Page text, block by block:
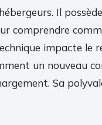
Il
comprendre
impacte le
un nouveau
Sa